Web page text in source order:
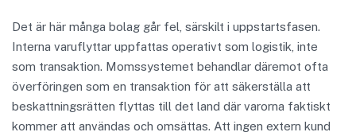
Det är här många bolag går fel, särskilt i uppstartsfasen.
Interna varuflyttar uppfattas operativt som logistik, inte
som transaktion. Momssystemet behandlar däremot ofta
överföringen som en transaktion för att säkerställa att
beskattningsrätten flyttas till det land där varorna faktiskt
kommer att användas och omsättas. Att ingen extern kund